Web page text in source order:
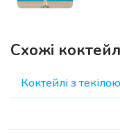
Схожі
Коктейлі з текілою